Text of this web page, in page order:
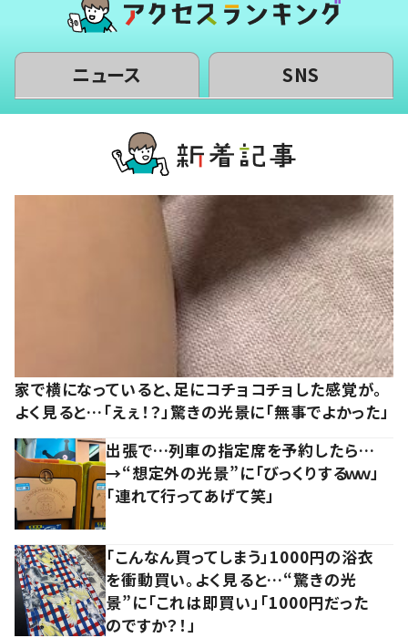
ニュース SNS
家で横になっていると、足にコチョコチョした感覚が。
よく見ると…「えぇ！？」驚きの光景に「無事でよかった」
出張で…列車の指定席を予約したら…
→“想定外の光景”に「びっくりするｗｗ」
「連れて行ってあげて笑」
「こんなん買ってしまう」1000円の浴衣
を衝動買い。よく見ると…“驚きの光
景”に「これは即買い」「1000円だった
のですか？！」